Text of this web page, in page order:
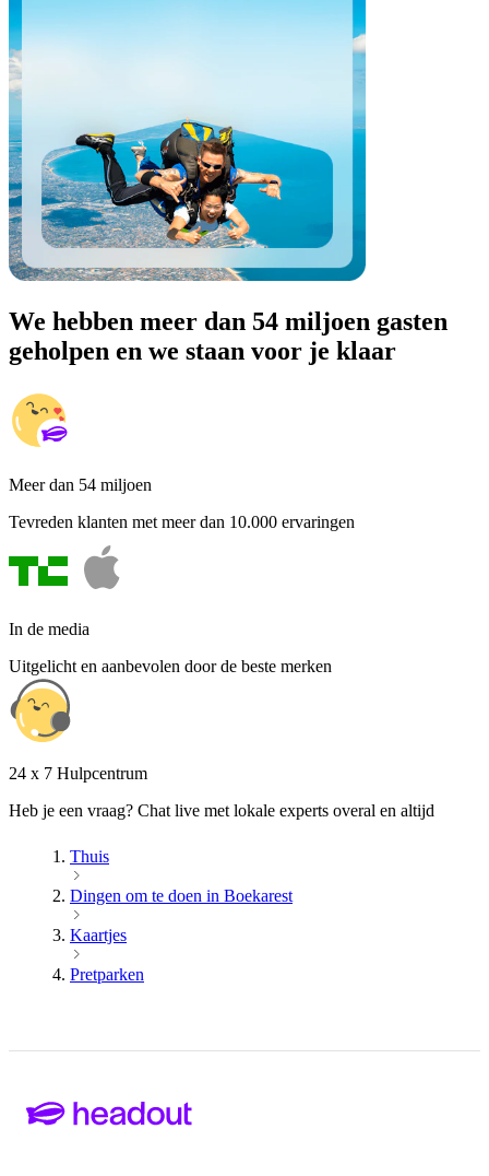
We hebben meer dan 54 miljoen gasten
geholpen en we staan voor je klaar
Meer dan 54 miljoen
Tevreden klanten met meer dan 10.000 ervaringen
In de media
Uitgelicht en aanbevolen door de beste merken
24 x 7 Hulpcentrum
Heb je een vraag? Chat live met lokale experts overal en altijd
Thuis
Dingen om te doen in Boekarest
Kaartjes
Pretparken